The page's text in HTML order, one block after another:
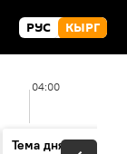
РУС КЫРГ
04:00
Тема дня